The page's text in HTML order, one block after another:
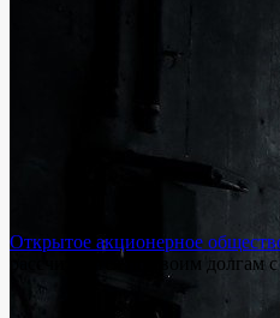
Открытое акционерное
рассчитаются по своим